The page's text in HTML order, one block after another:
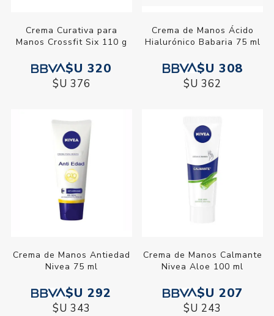
Crema Curativa para
Manos Crossfit Six 110 g
$U 320
$U 376
Crema de Manos Ácido
Hialurónico Babaria 75 ml
$U 308
$U 362
Crema de Manos Antiedad
Nivea 75 ml
$U 292
$U 343
Crema de Manos Calmante
Nivea Aloe 100 ml
$U 207
$U 243